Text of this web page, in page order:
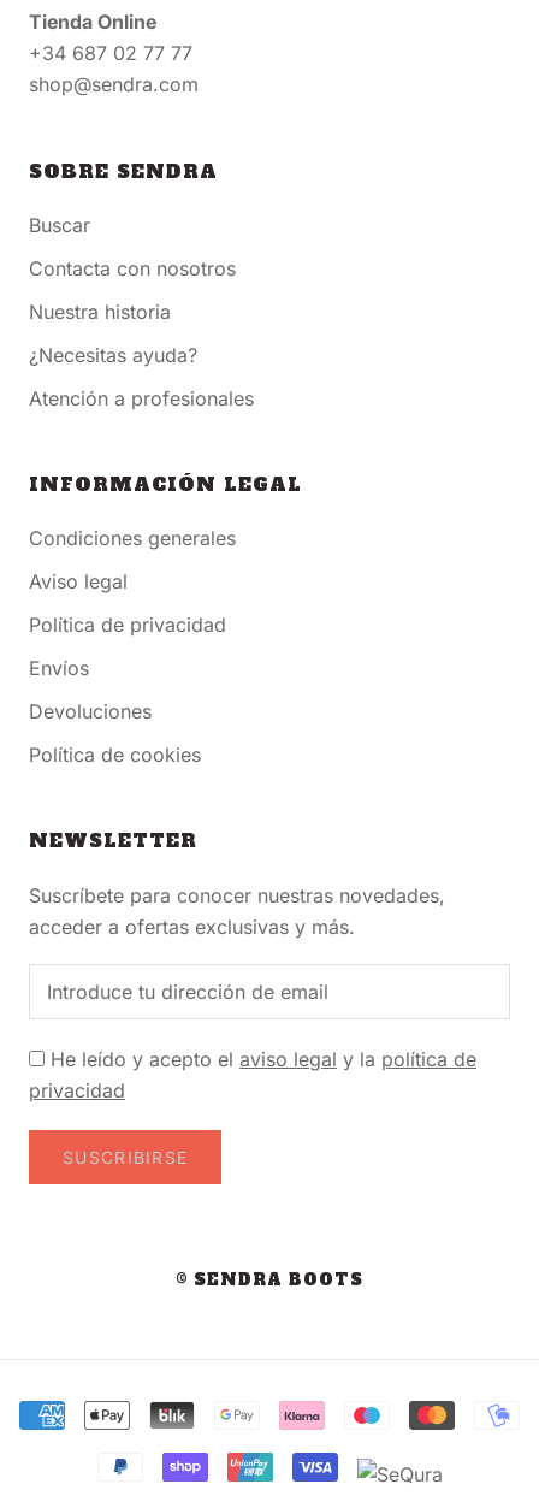
Tienda Online
+34 687 02 77 77
shop@sendra.com
SOBRE SENDRA
Buscar
Contacta con nosotros
Nuestra historia
¿Necesitas ayuda?
Atención a profesionales
INFORMACIÓN LEGAL
Condiciones generales
Aviso legal
Política de privacidad
Envíos
Devoluciones
Política de cookies
NEWSLETTER
Suscríbete para conocer nuestras novedades,
acceder a ofertas exclusivas y más.
He leído y acepto el aviso legal y la política de
privacidad
SUSCRIBIRSE
© SENDRA BOOTS